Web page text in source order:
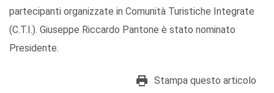
partecipanti organizzate in Comunità Turistiche Integrate
(C.T.I.). Giuseppe Riccardo Pantone è stato nominato
Presidente.
Stampa questo articolo